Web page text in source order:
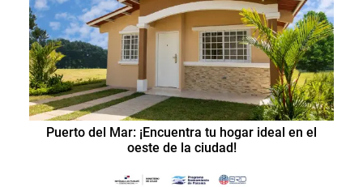
Puerto del Mar: ¡Encuentra tu hogar ideal en el
oeste de la ciudad!